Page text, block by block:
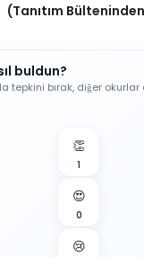
(Tanıtım
buldun?
tepkini bırak, diğer
👏
1
😍
0
😢